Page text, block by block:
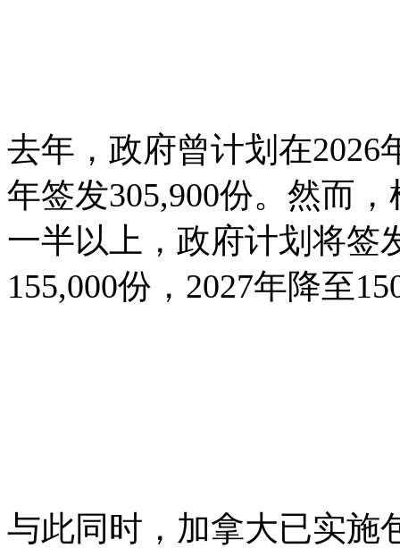
去年，政府曾计划在2026
年签发305,900份。然而
一半以上，政府计划将签
155,000份，2027年降至
与此同时，加拿大已实施